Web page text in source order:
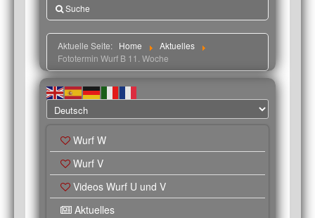
Suche
Aktuelle Seite: Home
Aktuelles
Fototermin Wurf B 11. Woche
Wurf W
Wurf V
Videos Wurf U und V
Aktuelles